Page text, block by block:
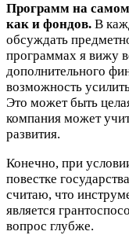
Программ на самом
как и фондов. В
обсуждать
программах я вижу
дополнительного
возможность
Это может быть
компания может
развития.
Конечно, при
повестке
считаю, что
является
вопрос глубже.